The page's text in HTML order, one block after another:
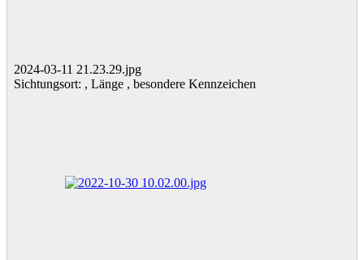
2024-03-11 21.23.29.jpg
Sichtungsort: , Länge , besondere Kennzeichen